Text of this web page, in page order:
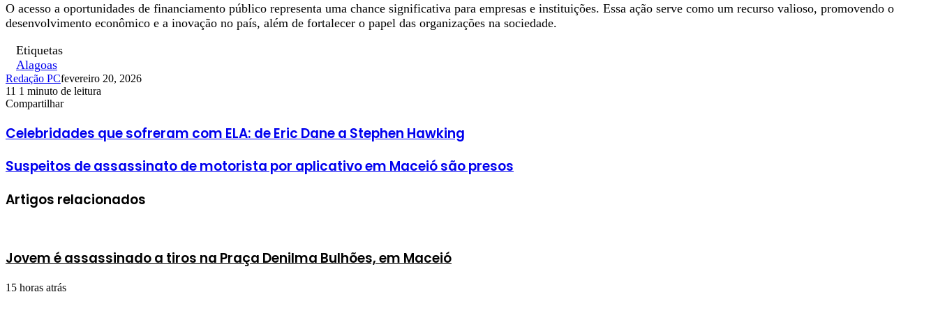
O acesso a oportunidades de financiamento público representa uma chance significativa para empresas e instituições. Essa ação serve como um recurso valioso, promovendo o
desenvolvimento econômico e a inovação no país, além de fortalecer o papel das organizações na sociedade.
Etiquetas
Alagoas
Redação PCfevereiro 20, 2026
11 1 minuto de leitura
Facebook
X
Linkedin
Pinterest
WhatsApp
Telegram
Compartilhar
Celebridades que sofreram com ELA: de Eric Dane a Stephen Hawking
Suspeitos de assassinato de motorista por aplicativo em Maceió são presos
Artigos relacionados
Jovem é assassinado a tiros na Praça Denilma Bulhões, em Maceió
15 horas atrás